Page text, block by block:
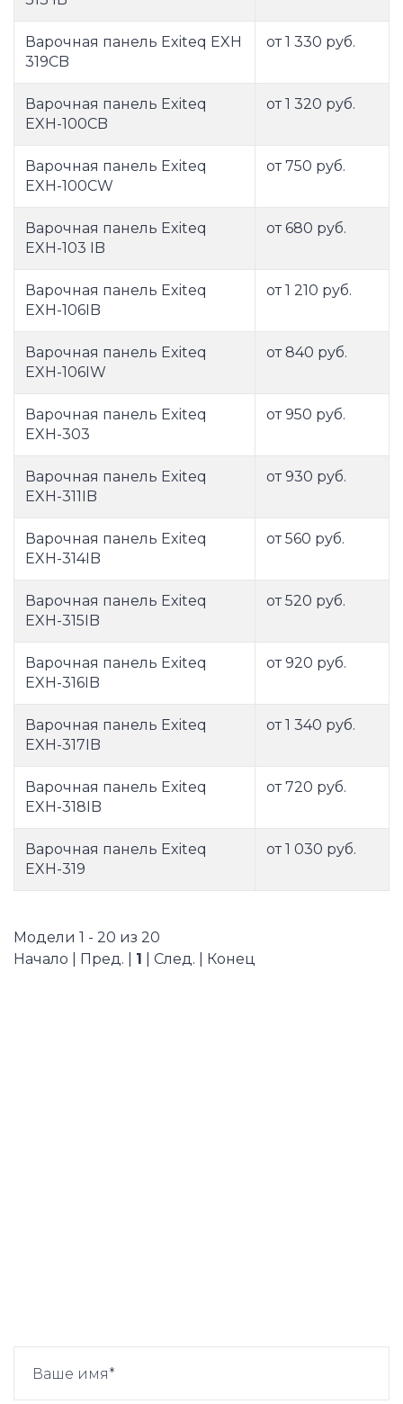
Варочная панель Exiteq EXH
319CB
от 1 330 руб.
Варочная панель Exiteq
EXH-100CB
от 1 320 руб.
Варочная панель Exiteq
EXH-100CW
от 750 руб.
Варочная панель Exiteq
EXH-103 IB
от 680 руб.
Варочная панель Exiteq
EXH-106IB
от 1 210 руб.
Варочная панель Exiteq
EXH-106IW
от 840 руб.
Варочная панель Exiteq
EXH-303
от 950 руб.
Варочная панель Exiteq
EXH-311IB
от 930 руб.
Варочная панель Exiteq
EXH-314IB
от 560 руб.
Варочная панель Exiteq
EXH-315IB
от 520 руб.
Варочная панель Exiteq
EXH-316IB
от 920 руб.
Варочная панель Exiteq
EXH-317IB
от 1 340 руб.
Варочная панель Exiteq
EXH-318IB
от 720 руб.
Варочная панель Exiteq
EXH-319
от 1 030 руб.
Модели 1 - 20 из 20
Начало | Пред. | 1 | След. | Конец